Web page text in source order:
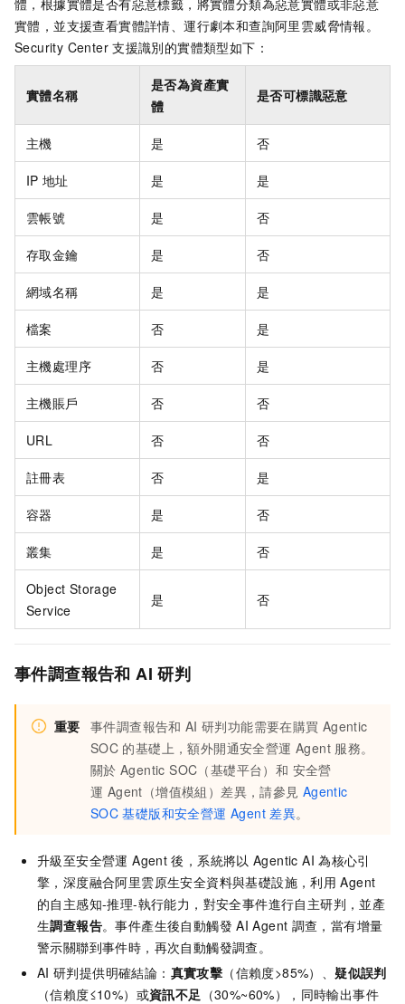
實體，並支援查看實體詳情、運行劇本和查詢阿里雲威脅情報。
Security Center 支援識別的實體類型如下：
實體名稱
是否為資產實
體
是否可標識惡意
主機 是 否
IP 地址 是 是
雲帳號 是 否
存取金鑰 是 否
網域名稱 是 是
檔案 否 是
主機處理序 否 是
主機賬戶 否 否
URL 否 否
註冊表 否 是
容器 是 否
叢集 是 否
Object Storage
Service
是 否
事件調查報告和 AI 研判
重要 事件調查報告和 AI 研判功能需要在購買 Agentic
SOC 的基礎上，額外開通安全營運 Agent 服務。
關於 Agentic SOC（基礎平台）和 安全營
運 Agent（增值模組）差異，請參見 Agentic
SOC 基礎版和安全營運 Agent 差異。
升級至安全營運 Agent 後，系統將以 Agentic AI 為核心引
擎，深度融合阿里雲原生安全資料與基礎設施，利用 Agent
的自主感知-推理-執行能力，對安全事件進行自主研判，並產
生調查報告。事件產生後自動觸發 AI Agent 調查，當有增量
警示關聯到事件時，再次自動觸發調查。
AI 研判提供明確結論： 真實攻擊 （信賴度>85%）、疑似誤判
（信賴度≤10%）或資訊不足 （30%~60%），同時輸出事件